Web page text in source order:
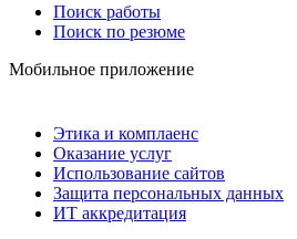
Поиск работы
Поиск по резюме
Мобильное приложение
Этика и комплаенс
Оказание услуг
Использование сайтов
Защита персональных данных
ИТ аккредитация